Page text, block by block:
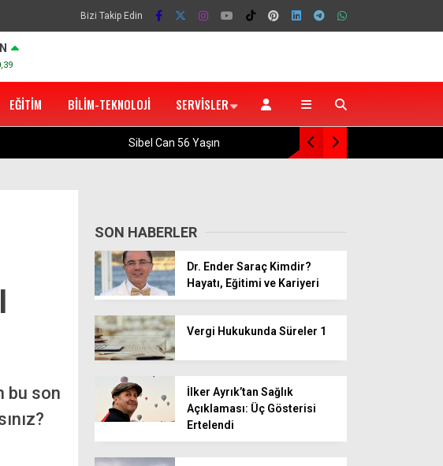
Bizi Takip Edin
EĞITIM BILIM-TEKNOLOJI SERVISLER
Trabzonspor’un Avrupa Ligi Play-Off
bu son
SON HABERLER
Dr. Ender Saraç Kimdir?
Hayatı, Eğitimi ve Kariyeri
Vergi Hukukunda Süreler 1
İlker Ayrık’tan Sağlık
Açıklaması: Üç Gösterisi
Ertelendi